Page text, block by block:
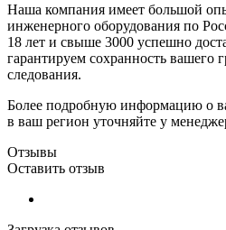
Наша компания имеет большой
инженерного оборудования по
18 лет и свыше 3000 успешно
гарантируем сохранность вашего
следования.
Более подробную информацию о
в ваш регион уточняйте у
Отзывы
Оставить отзыв